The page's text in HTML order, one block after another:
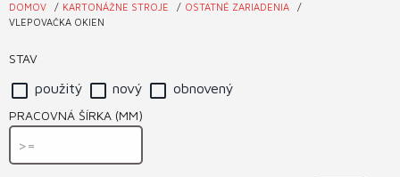
Nachádzate
tu
DOMOV KARTONÁŽNE STROJE
OSTATNÉ ZARIADENIA
VLEPOVAČKA OKIEN
STAV
použitý nový obnovený
PRACOVNÁ ŠÍRKA (MM)